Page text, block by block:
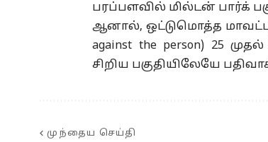
பரப்பளவில் மில்டன் பார்க்
ஆனால், ஒட்டுமொத்த
against the person) 25
சிறிய பகுதியிலேயே
முந்தைய செய்தி